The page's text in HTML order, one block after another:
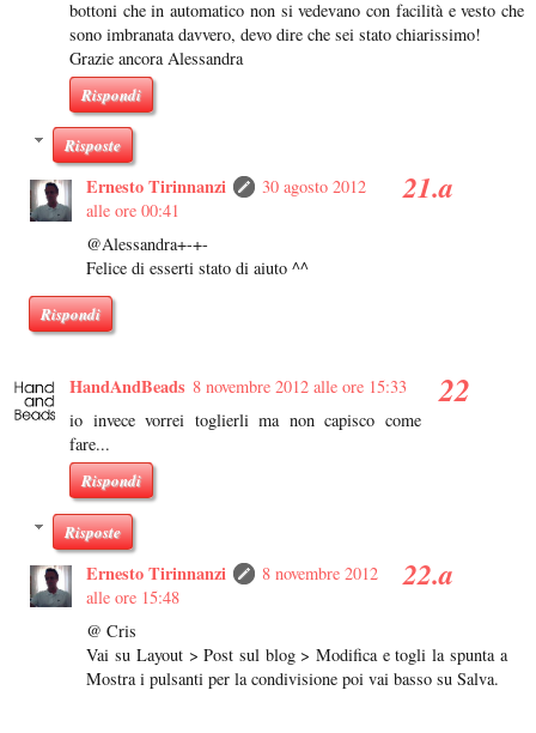
bottoni che in automatico non si vedevano con facilità e vesto che
sono imbranata davvero, devo dire che sei stato chiarissimo!
Grazie ancora Alessandra
Rispondi
Risposte
Ernesto Tirinnanzi
30 agosto 2012
alle ore 00:41
@Alessandra+-+-
Felice di esserti stato di aiuto ^^
Rispondi
HandAndBeads 8 novembre 2012 alle ore 15:33
io invece vorrei toglierli ma non capisco come
fare...
Rispondi
Risposte
Ernesto Tirinnanzi
8 novembre 2012
alle ore 15:48
@ Cris
Vai su Layout > Post sul blog > Modifica e togli la spunta a
Mostra i pulsanti per la condivisione poi vai basso su Salva.